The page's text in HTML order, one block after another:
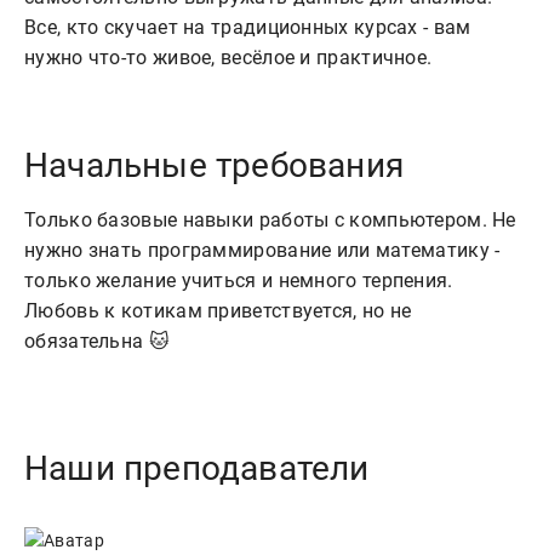
Все, кто скучает на традиционных курсах - вам
Начальные требования
Только базовые навыки работы с компьютером. Не
нужно знать программирование или математику -
только желание учиться и немного терпения.
Любовь к котикам приветствуется, но не
обязательна 🐱
Наши преподаватели